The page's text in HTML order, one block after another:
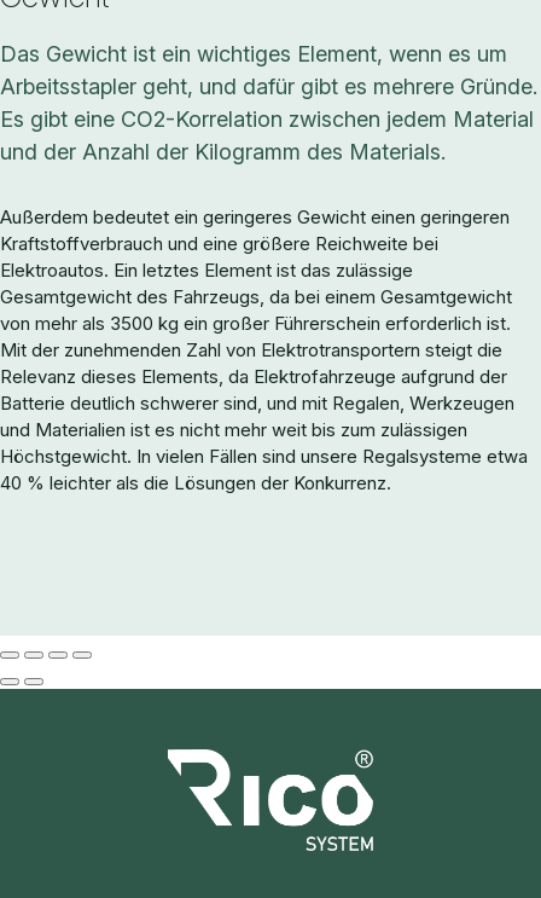
Das Gewicht ist ein wichtiges Element, wenn es um
Arbeitsstapler geht, und dafür gibt es mehrere Gründe.
Es gibt eine CO2-Korrelation zwischen jedem Material
und der Anzahl der Kilogramm des Materials.
Außerdem bedeutet ein geringeres Gewicht einen geringeren
Kraftstoffverbrauch und eine größere Reichweite bei
Elektroautos. Ein letztes Element ist das zulässige
Gesamtgewicht des Fahrzeugs, da bei einem Gesamtgewicht
von mehr als 3500 kg ein großer Führerschein erforderlich ist.
Mit der zunehmenden Zahl von Elektrotransportern steigt die
Relevanz dieses Elements, da Elektrofahrzeuge aufgrund der
Batterie deutlich schwerer sind, und mit Regalen, Werkzeugen
und Materialien ist es nicht mehr weit bis zum zulässigen
Höchstgewicht. In vielen Fällen sind unsere Regalsysteme etwa
40 % leichter als die Lösungen der Konkurrenz.